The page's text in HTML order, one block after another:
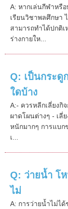
A: หากเล่นกีฬาหรื
เรียนวิชาพลศึกษา
สามารถทำได้ปกติ
ร่างกายให...
Q: เป็นกระดู
ใดบ้าง
A:- ควรหลีกเลี่ยงกิ
ผาดโผนต่างๆ - เลี่
หนักมากๆ การแบก
เ...
Q: ว่ายน้ำ โ
ไม่
A: การว่ายน้ำไม่ไ